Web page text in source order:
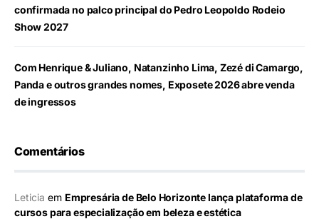
confirmada no palco principal do Pedro Leopoldo Rodeio
Show 2027
Com Henrique & Juliano, Natanzinho Lima, Zezé di Camargo,
Panda e outros grandes nomes, Exposete 2026 abre venda
de ingressos
Comentários
Leticia em Empresária de Belo Horizonte lança plataforma de
cursos para especialização em beleza e estética